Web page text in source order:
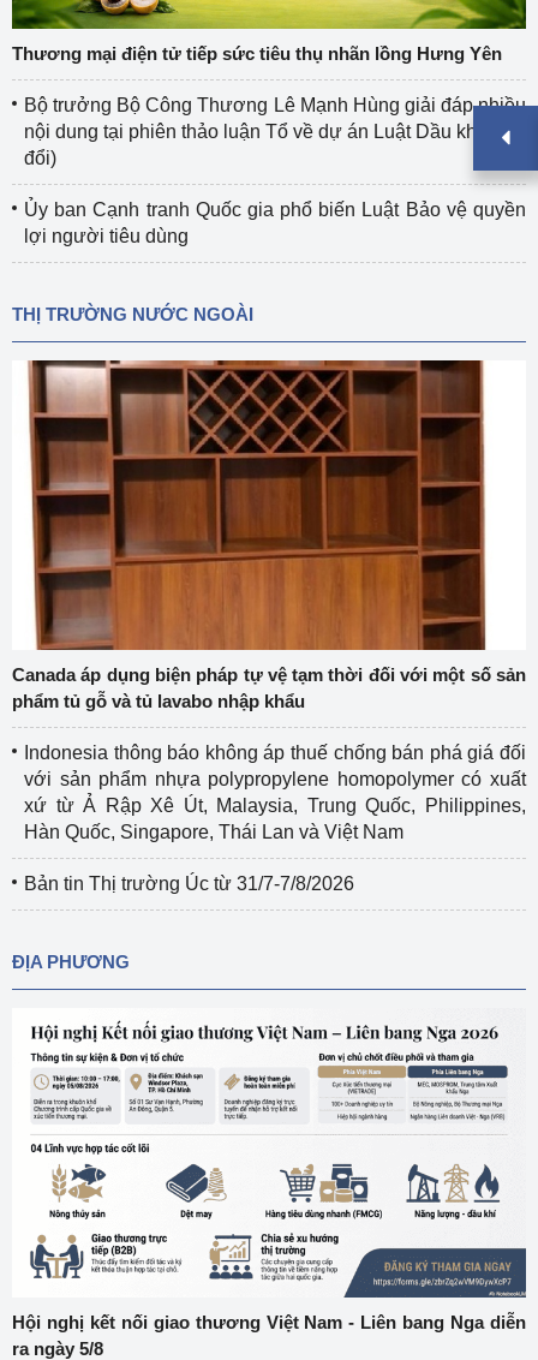
Thương mại điện tử tiếp sức tiêu thụ nhãn lồng Hưng Yên
Bộ trưởng Bộ Công Thương Lê Mạnh Hùng giải đáp nhiều
nội dung tại phiên thảo luận Tổ về dự án Luật Dầu khí (sửa
đổi)
Ủy ban Cạnh tranh Quốc gia phổ biến Luật Bảo vệ quyền
lợi người tiêu dùng
THỊ TRƯỜNG NƯỚC NGOÀI
Canada áp dụng biện pháp tự vệ tạm thời đối với một số sản
phẩm tủ gỗ và tủ lavabo nhập khẩu
Indonesia thông báo không áp thuế chống bán phá giá đối
với sản phẩm nhựa polypropylene homopolymer có xuất
xứ từ Ả Rập Xê Út, Malaysia, Trung Quốc, Philippines,
Hàn Quốc, Singapore, Thái Lan và Việt Nam
Bản tin Thị trường Úc từ 31/7-7/8/2026
ĐỊA PHƯƠNG
Hội nghị kết nối giao thương Việt Nam - Liên bang Nga diễn
ra ngày 5/8